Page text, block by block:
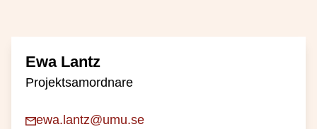
Ewa Lantz
Projektsamordnare
ewa.lantz@umu.se